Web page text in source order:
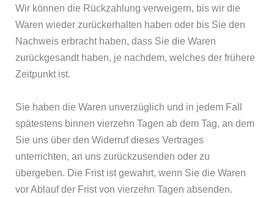
Wir können die Rückzahlung verweigern, bis wir die
Waren wieder zurückerhalten haben oder bis Sie den
Nachweis erbracht haben, dass Sie die Waren
zurückgesandt haben, je nachdem, welches der frühere
Zeitpunkt ist.
Sie haben die Waren unverzüglich und in jedem Fall
spätestens binnen vierzehn Tagen ab dem Tag, an dem
Sie uns über den Widerruf dieses Vertrages
unterrichten, an uns zurückzusenden oder zu
übergeben. Die Frist ist gewahrt, wenn Sie die Waren
vor Ablauf der Frist von vierzehn Tagen absenden.